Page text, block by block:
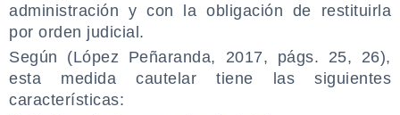
administración y con la obligación de restituirla
por orden judicial.
Según (López Peñaranda, 2017, págs. 25, 26),
esta medida cautelar tiene las siguientes
características: